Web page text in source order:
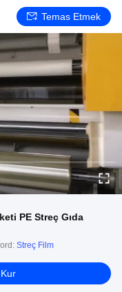
Temas Etmek
PE Streç Gıda
Streç Film